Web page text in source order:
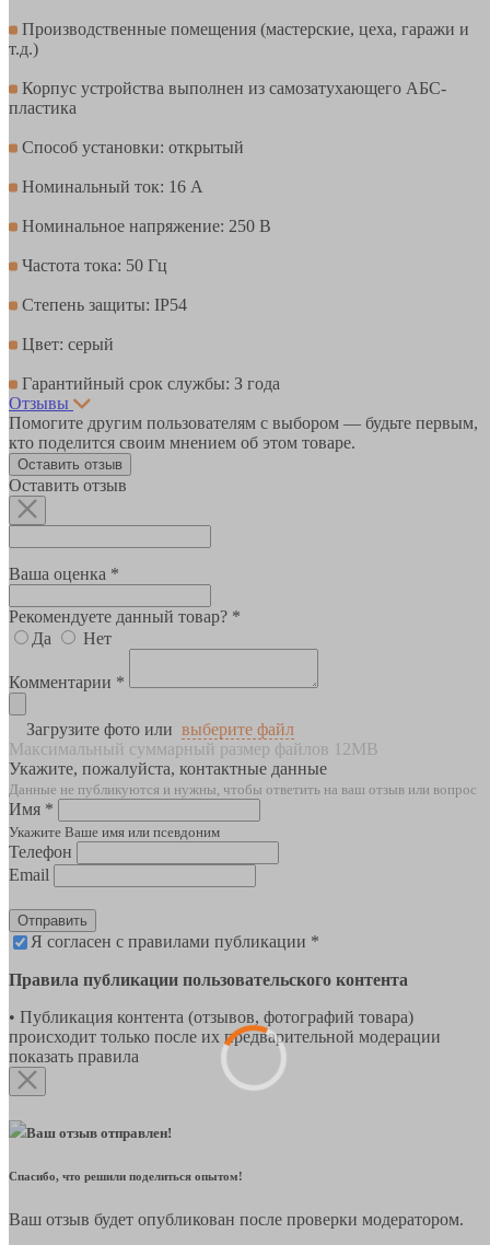
Производственные помещения (мастерские, цеха, гаражи и
т.д.)
Корпус устройства выполнен из самозатухающего АБС-
пластика
Способ установки: открытый
Номинальный ток: 16 А
Номинальное напряжение: 250 В
Частота тока: 50 Гц
Степень защиты: IP54
Цвет: серый
Гарантийный срок службы: З года
Отзывы
Помогите другим пользователям с выбором — будьте первым,
кто поделится своим мнением об этом товаре.
Оставить отзыв
Оставить отзыв
Ваша оценка *
Рекомендуете данный товар? *
Да
Нет
Комментарии *
Загрузите фото или выберите файл
Максимальный суммарный размер файлов 12MB
Укажите, пожалуйста, контактные данные
Данные не публикуются и нужны, чтобы ответить на ваш отзыв или вопрос
Имя *
Укажите Ваше имя или псевдоним
Телефон
Email
Отправить
Я согласен с правилами публикации *
Правила публикации пользовательского контента
• Публикация контента (отзывов, фотографий товара)
происходит только после их предварительной модерации
показать правила
Ваш отзыв отправлен!
Спасибо, что решили поделиться опытом!
Ваш отзыв будет опубликован после проверки модератором.